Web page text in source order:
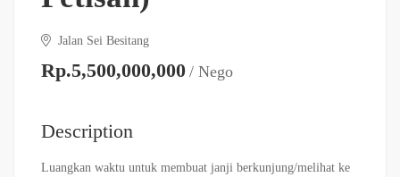
Jalan Sei Besitang
Rp.5,500,000,000 / Nego
Description
Luangkan waktu untuk membuat janji berkunjung/melihat ke